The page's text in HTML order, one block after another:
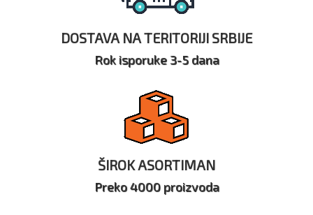
DOSTAVA NA TERITORIJI SRBIJE
Rok isporuke 3-5 dana
ŠIROK ASORTIMAN
Preko 4000 proizvoda